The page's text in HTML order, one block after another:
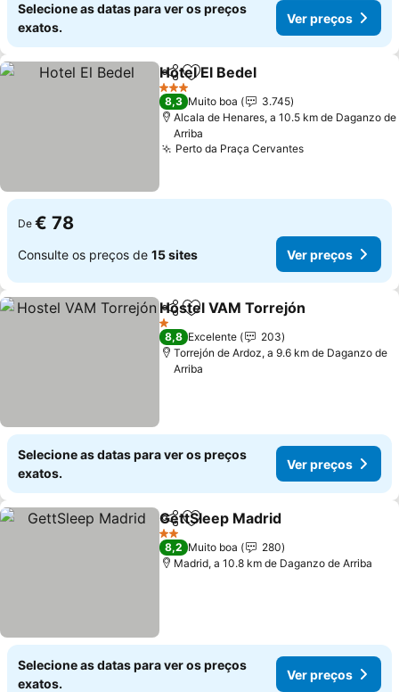
Selecione as datas para ver os preços
exatos.
Ver preços
PartilharAdicionar aos favoritos
Hotel El Bedel
3 Estrelas
8,3 Muito boa
3.745
Alcala de Henares, a 10.5 km de Daganzo de
Arriba
Perto da Praça CervantesVer preços
De € 78
Consulte os preços de 15 sites Ver preços
PartilharAdicionar aos favoritos
Hostel VAM Torrejón
1 Estrelas
8,8 Excelente
203
Torrejón de Ardoz, a 9.6 km de Daganzo de
Arriba
Selecione as datas para ver os preços
exatos.
Ver preços
PartilharAdicionar aos favoritos
GettSleep Madrid
2 Estrelas
8,2 Muito boa
280
Madrid, a 10.8 km de Daganzo de Arriba
Selecione as datas para ver os preços
exatos.
Ver preços